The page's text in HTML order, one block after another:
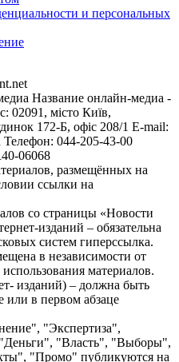
и персональных
Название онлайн-медиа -
02091, місто Київ,
172-Б, офіс 208/1 E-mail:
Телефон: 044-205-43-00
06068
размещённых на
ссылки на
со страницы «Новости
изданий – обязательна
систем гиперссылка.
в независимости от
материалов.
изданий) – должна быть
или в первом абзаце
"Экспертиза",
"Власть", "Выборы",
"Промо" публикуются на